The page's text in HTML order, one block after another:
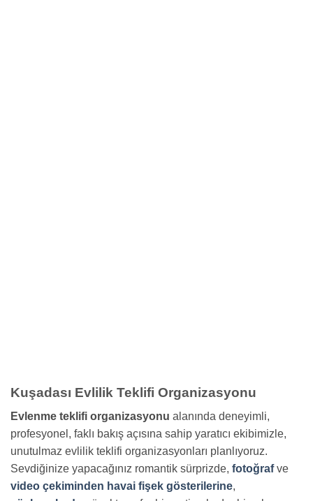
Kuşadası Evlilik Teklifi Organizasyonu
Evlenme teklifi organizasyonu alanında deneyimli,
profesyonel, faklı bakış açısına sahip yaratıcı ekibimizle,
unutulmaz evlilik teklifi organizasyonları planlıyoruz.
Sevdiğinize yapacağınız romantik sürprizde, fotoğraf ve
video çekiminden havai fişek gösterilerine,